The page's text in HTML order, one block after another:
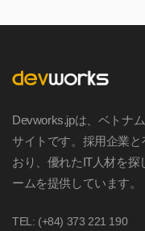
換える存在ではなく
仕組みや実際の活
ながら、「
します。
Devworks.jpは、ベトナ
サイトです。採用企業
おり、優れたIT人材を探
ームを提供しています。
TEL: (+84) 373 221 190